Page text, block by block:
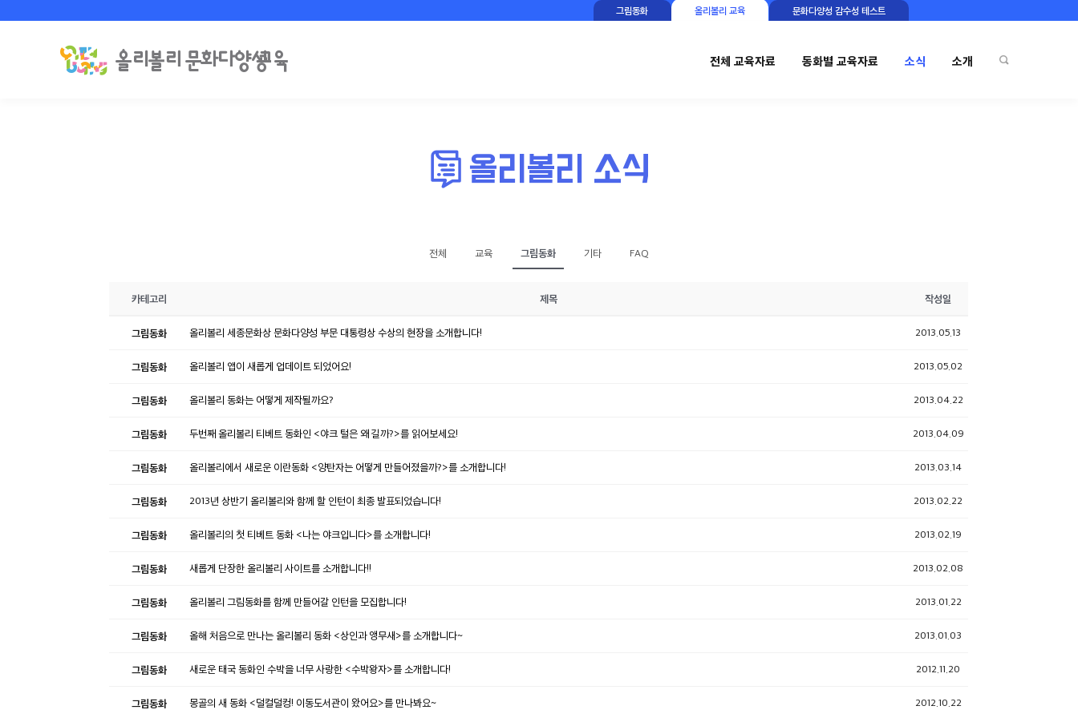
그림동화 올리볼리 교육 문화다양성 감수성 테스트
전체 교육자료 동화별 교육자료 소식 소개
전체 교육 그림동화 기타 FAQ
카테고리 제목 작성일
그림동화 올리볼리 세종문화상 문화다양성 부문 대통령상 수상의 현장을 소개합니다! 2013.05.13
그림동화 올리볼리 앱이 새롭게 업데이트 되었어요! 2013.05.02
그림동화 올리볼리 동화는 어떻게 제작될까요? 2013.04.22
그림동화 두번째 올리볼리 티베트 동화인 <야크 털은 왜 길까?>를 읽어보세요! 2013.04.09
그림동화 올리볼리에서 새로운 이란동화 <양탄자는 어떻게 만들어졌을까?>를 소개합니다! 2013.03.14
그림동화 2013년 상반기 올리볼리와 함께 할 인턴이 최종 발표되었습니다! 2013.02.22
그림동화 올리볼리의 첫 티베트 동화 <나는 야크입니다>를 소개합니다! 2013.02.19
그림동화 새롭게 단장한 올리볼리 사이트를 소개합니다!! 2013.02.08
그림동화 올리볼리 그림동화를 함께 만들어갈 인턴을 모집합니다! 2013.01.22
그림동화 올해 처음으로 만나는 올리볼리 동화 <상인과 앵무새>를 소개합니다~ 2013.01.03
그림동화 새로운 태국 동화인 수박을 너무 사랑한 <수박왕자>를 소개합니다! 2012.11.20
그림동화 몽골의 새 동화 <덜컬덜컹! 이동도서관이 왔어요>를 만나봐요~ 2012.10.22